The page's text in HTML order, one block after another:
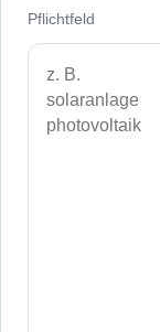
Pflichtfeld